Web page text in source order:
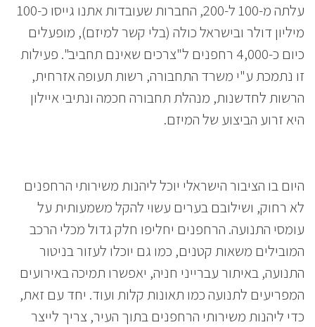
עלתה מ-100 ל-200, החברות שעובדות אתנו גייסו כ-100
מיליון דולר ובישראל כולה (בלי קשר למיזם), מופעלים
כיום כ-4,000 רחפנים ל"צרכים שאינם תחביב". פעילות
זו נתמכת ע"י משרד התחבורה, רשות תעופה אזרחית,
הרשות לחדשנות, מנהלת תחבורה חכמה ונתיבי איילון
היא זרוע הביצוע של המיזם.
היום בו הציבור הישראלי יוכל ליהנות משירותי הרחפנים
לא רחוק, ושילובם בערים עשוי להקל משמעותית על
עומסי התנועה. הרחפנים יחליפו חלק גדול מכלי הרכב
המובילים משאות קטנים, כמו גם יוכלו לעזור בניטור
התנועה, באיתור עברייני חניה, יאפשרו תמיכה באירועים
המפריעים לתנועה כמו תאונות קלות ועוד. יחד עם זאת,
כדי ליהנות משירותי הרחפנים בתוך העיר, צריך לייצר